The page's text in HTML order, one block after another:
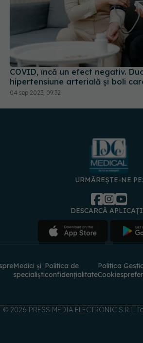
COVID, încă un efect negativ.
hipertensiune arterială și boli
04 sep 2023, 09:32
URMĂREȘTE-NE PE:
DESCARCĂ APLICAȚIA
specialiști
Politica de
confidențialitateCookies
© 2026 PRESS MEDIA ELECTRONIC S.R.L.